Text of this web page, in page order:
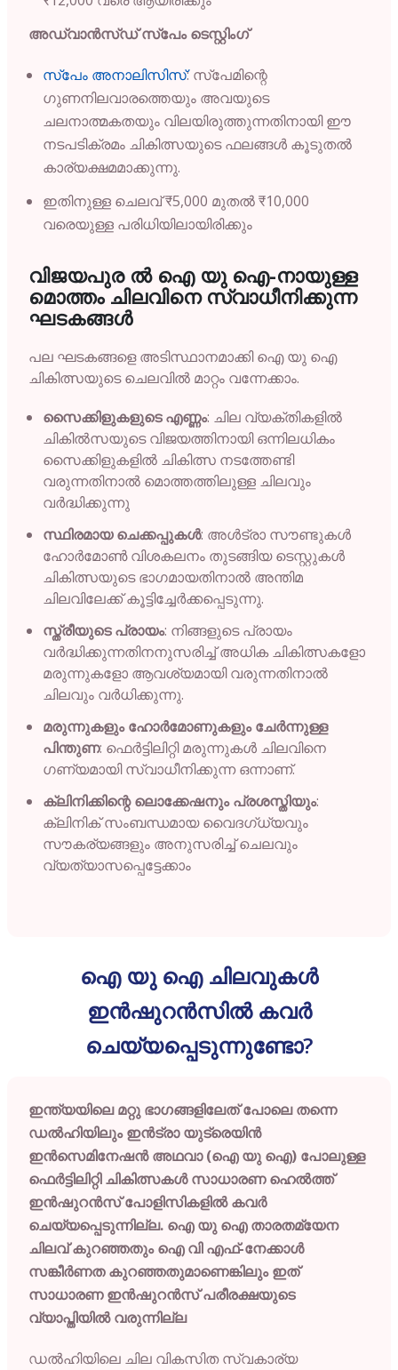
അഡ്വാൻസ്ഡ് സ്പേം ടെസ്റ്റിംഗ്
സ്പേം അനാലിസിസ്: സ്പേമിന്റെ
ഗുണനിലവാരത്തെയും അവയുടെ
ചലനാത്മകതയും വിലയിരുത്തുന്നതിനായി ഈ
നടപടിക്രമം ചികിത്സയുടെ ഫലങ്ങൾ കൂടുതൽ
കാര്യക്ഷമമാക്കുന്നു.
ഇതിനുള്ള ചെലവ് ₹5,000 മുതൽ ₹10,000
വരെയുള്ള പരിധിയിലായിരിക്കും
വിജയപുര ൽ ഐ യു ഐ-നായുള്ള
മൊത്തംചിലവിനെ സ്വാധീനിക്കുന്ന
ഘടകങ്ങൾ
പല ഘടകങ്ങളെ അടിസ്ഥാനമാക്കി ഐ യു ഐ
ചികിത്സയുടെ ചെലവിൽ മാറ്റം വന്നേക്കാം.
സൈക്കിളുകളുടെ എണ്ണം: ചില വ്യക്തികളിൽ
ചികിൽസയുടെ വിജയത്തിനായി ഒന്നിലധികം
സൈക്കിളുകളിൽ ചികിത്സ നടത്തേണ്ടി
വരുന്നതിനാൽ മൊത്തത്തിലുള്ള ചിലവും
വർദ്ധിക്കുന്നു
സ്ഥിരമായ ചെക്കപ്പുകൾ: അൾട്രാ സൗണ്ടുകൾ
ഹോർമോൺ വിശകലനം തുടങ്ങിയ ടെസ്റ്റുകൾ
ചികിത്സയുടെ ഭാഗമായതിനാൽ അന്തിമ
ചിലവിലേക്ക് കൂട്ടിച്ചേർക്കപ്പെടുന്നു.
സ്ത്രീയുടെ പ്രായം: നിങ്ങളുടെ പ്രായം
വർദ്ധിക്കുന്നതിനനുസരിച്ച് അധിക ചികിത്സകളോ
മരുന്നുകളോ ആവശ്യമായി വരുന്നതിനാൽ
ചിലവും വർധിക്കുന്നു.
മരുന്നുകളും ഹോർമോണുകളും ചേർന്നുള്ള
പിന്തുണ: ഫെർട്ടിലിറ്റി മരുന്നുകൾ ചിലവിനെ
ഗണ്യമായി സ്വാധീനിക്കുന്ന ഒന്നാണ്.
ക്ലിനിക്കിന്റെ ലൊക്കേഷനും പ്രശസ്തിയും:
ക്ലിനിക് സംബന്ധമായ വൈദഗ്ധ്യവും
സൗകര്യങ്ങളും അനുസരിച്ച് ചെലവും
വ്യത്യാസപ്പെട്ടേക്കാം
ഐ യു ഐ ചിലവുകൾ
ഇൻഷുറൻസിൽ കവർ
ചെയ്യപ്പെടുന്നുണ്ടോ?
ഇന്ത്യയിലെ മറ്റു ഭാഗങ്ങളിലേത് പോലെ തന്നെ
ഡൽഹിയിലും ഇൻട്രാ യുട്രെയിൻ
ഇൻസെമിനേഷൻ അഥവാ (ഐ യു ഐ) പോലുള്ള
ഫെർട്ടിലിറ്റി ചികിത്സകൾ സാധാരണ ഹെൽത്ത്
ഇൻഷുറൻസ് പോളിസികളിൽ കവർ
ചെയ്യപ്പെടുന്നില്ല. ഐ യു ഐ താരതമ്യേന
ചിലവ് കുറഞ്ഞതും ഐ വി എഫ്-നേക്കാൾ
സങ്കീർണത കുറഞ്ഞതുമാണെങ്കിലും ഇത്
സാധാരണ ഇൻഷുറൻസ് പരീരക്ഷയുടെ
വ്യാപ്തിയിൽ വരുന്നില്ല
ഡൽഹിയിലെ ചില വികസിത സ്വകാര്യ